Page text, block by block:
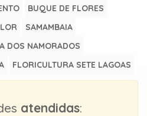
BUQUE DE FLORES
SAMAMBAIA
DOS NAMORADOS
FLORICULTURA SETE LAGOAS
atendidas: